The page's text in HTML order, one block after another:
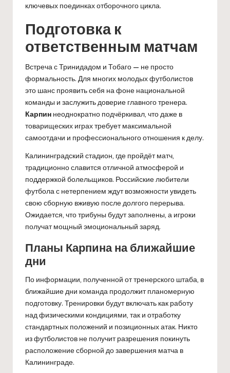
ключевых поединках отборочного цикла.
Подготовка к
ответственным матчам
Встреча с Тринидадом и Тобаго — не просто
формальность. Для многих молодых футболистов
это шанс проявить себя на фоне национальной
команды и заслужить доверие главного тренера.
Карпин неоднократно подчёркивал, что даже в
товарищеских играх требует максимальной
самоотдачи и профессионального отношения к делу.
Калининградский стадион, где пройдёт матч,
традиционно славится отличной атмосферой и
поддержкой болельщиков. Российские любители
футбола с нетерпением ждут возможности увидеть
свою сборную вживую после долгого перерыва.
Ожидается, что трибуны будут заполнены, а игроки
получат мощный эмоциональный заряд.
Планы Карпина на ближайшие
дни
По информации, полученной от тренерского штаба, в
ближайшие дни команда продолжит планомерную
подготовку. Тренировки будут включать как работу
над физическими кондициями, так и отработку
стандартных положений и позиционных атак. Никто
из футболистов не получит разрешения покинуть
расположение сборной до завершения матча в
Калининграде.